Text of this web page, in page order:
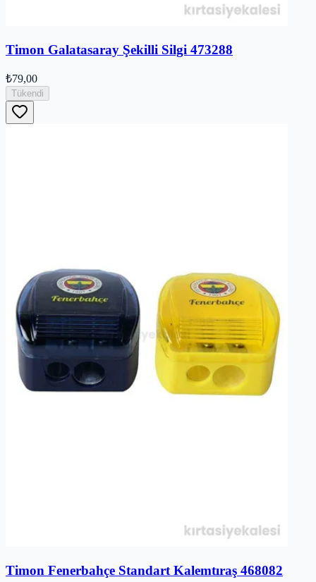
Timon Galatasaray Şekilli Silgi 473288
₺79,00
Tükendi
Timon Fenerbahçe Standart Kalemtıraş 468082